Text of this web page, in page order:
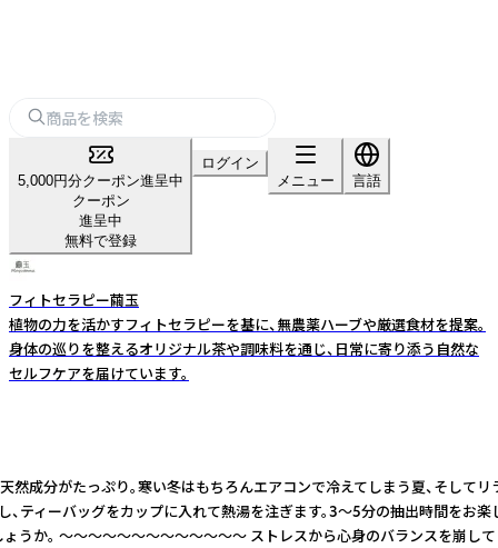
5,000円分クーポン進呈中
クーポン
進呈中
無料で登録
ログイン
メニュー
言語
フィトセラピー繭玉
植物の力を活かすフィトセラピーを基に、無農薬ハーブや厳選食材を提案。
身体の巡りを整えるオリジナル茶や調味料を通じ、日常に寄り添う自然な
セルフケアを届けています。
がたっぷり。寒い冬はもちろんエアコンで冷えてしまう夏、そ
ーバッグをカップに入れて熱湯を注ぎます。3〜5分の抽出時間
。 ～～～～～～～～～～～～～ ストレスから心身のバランス